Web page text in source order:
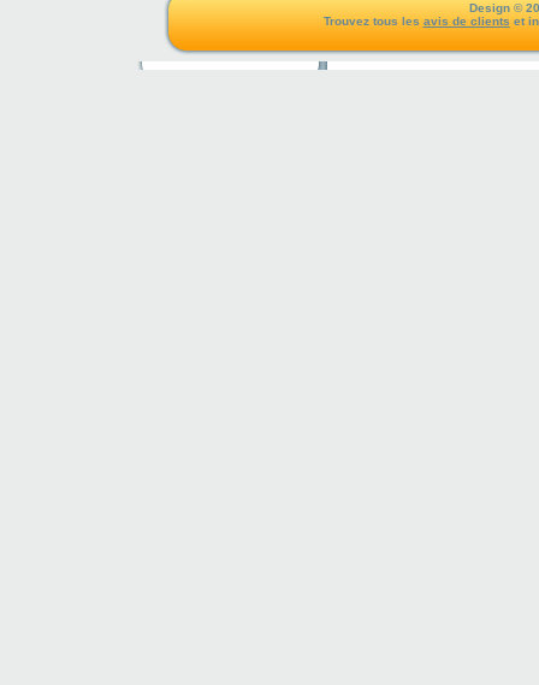
Design ©
Trouvez tous les avis de clients et